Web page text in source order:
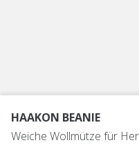
HAAKON BEANIE
Weiche Wollmütze für